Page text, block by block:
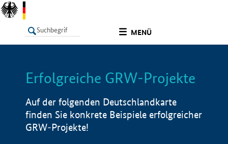
MENÜ
LISTE Info
Erfolgreiche GRW-Projekte
Auf der folgenden Deutschlandkarte
finden Sie konkrete Beispiele erfolgreicher
GRW-Projekte!